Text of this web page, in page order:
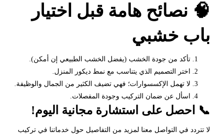
🧠 نصائح هامة قبل اختيار
باب خشبي
تأكد من جودة الخشب (يفضل الخشب الطبيعي إن أمكن).
اختر التصميم الذي يتناسب مع نمط ديكور المنزل.
لا تهمل الإكسسوارات؛ فهي تضيف الكثير من الجمال والوظيفة.
اسأل عن ضمان التركيب وجودة المفصلات.
📞 احصل على استشارة مجانية اليوم!
لا تتردد في التواصل معنا لمزيد من التفاصيل حول خدماتنا في تركيب